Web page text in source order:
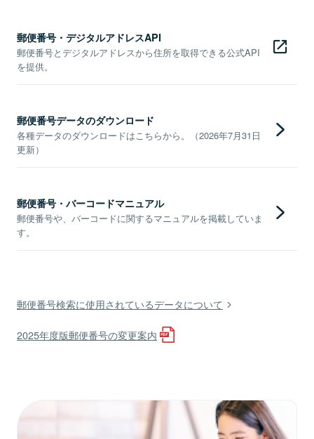
郵便番号・デジタルアドレスAPI
郵便番号とデジタルアドレスから住所を取得できる公式API
を提供。
郵便番号データのダウンロード
各種データのダウンロードはこちらから。（2026年7月31日
更新）
郵便番号・バーコードマニュアル
郵便番号や、バーコードに関するマニュアルを掲載していま
す。
郵便番号検索に使用されているデータについて
2025年度版郵便番号の変更案内